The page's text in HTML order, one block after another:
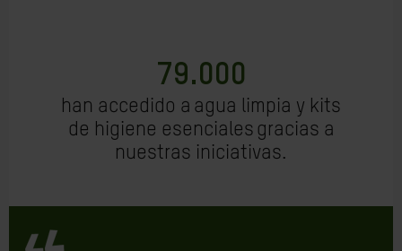
79.000
han accedido a agua limpia y kits
de higiene esenciales gracias a
nuestras iniciativas.